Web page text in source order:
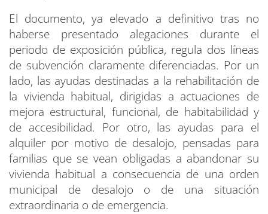
El documento, ya elevado a definitivo tras no
haberse presentado alegaciones durante el
periodo de exposición pública, regula dos líneas
de subvención claramente diferenciadas. Por un
lado, las ayudas destinadas a la rehabilitación de
la vivienda habitual, dirigidas a actuaciones de
mejora estructural, funcional, de habitabilidad y
de accesibilidad. Por otro, las ayudas para el
alquiler por motivo de desalojo, pensadas para
familias que se vean obligadas a abandonar su
vivienda habitual a consecuencia de una orden
municipal de desalojo o de una situación
extraordinaria o de emergencia.